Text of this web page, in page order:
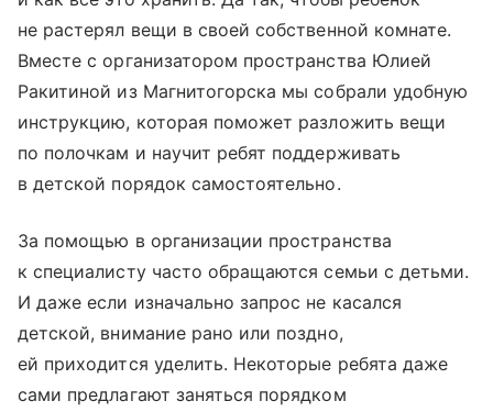
не растерял вещи в своей собственной комнате.
Вместе с организатором пространства Юлией
Ракитиной из Магнитогорска мы собрали удобную
инструкцию, которая поможет разложить вещи
по полочкам и научит ребят поддерживать
в детской порядок самостоятельно.
За помощью в организации пространства
к специалисту часто обращаются семьи с детьми.
И даже если изначально запрос не касался
детской, внимание рано или поздно,
ей приходится уделить. Некоторые ребята даже
сами предлагают заняться порядком